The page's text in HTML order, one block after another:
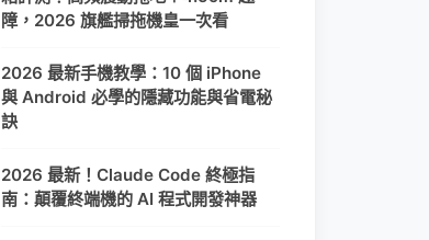
障，2026 旗艦掃拖機皇一次看
2026 最新手機教學：10 個 iPhone
與 Android 必學的隱藏功能與省電秘
訣
2026 最新！Claude Code 終極指
南：顛覆終端機的 AI 程式開發神器